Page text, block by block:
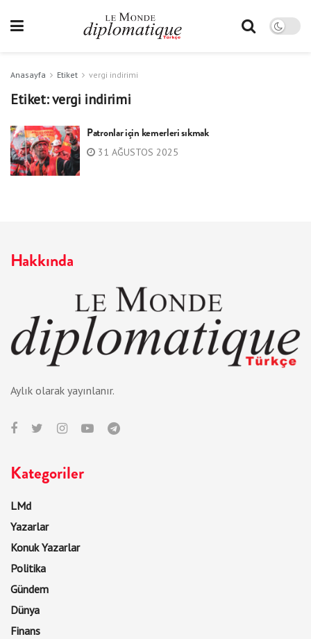
Anasayfa Etiket vergi indirimi
Etiket:vergi indirimi
Patronlar için kemerleri sıkmak
31 AĞUSTOS 2025
Hakkında
Aylık olarak yayınlanır.
Kategoriler
LMd
Yazarlar
Konuk Yazarlar
Politika
Gündem
Dünya
Finans